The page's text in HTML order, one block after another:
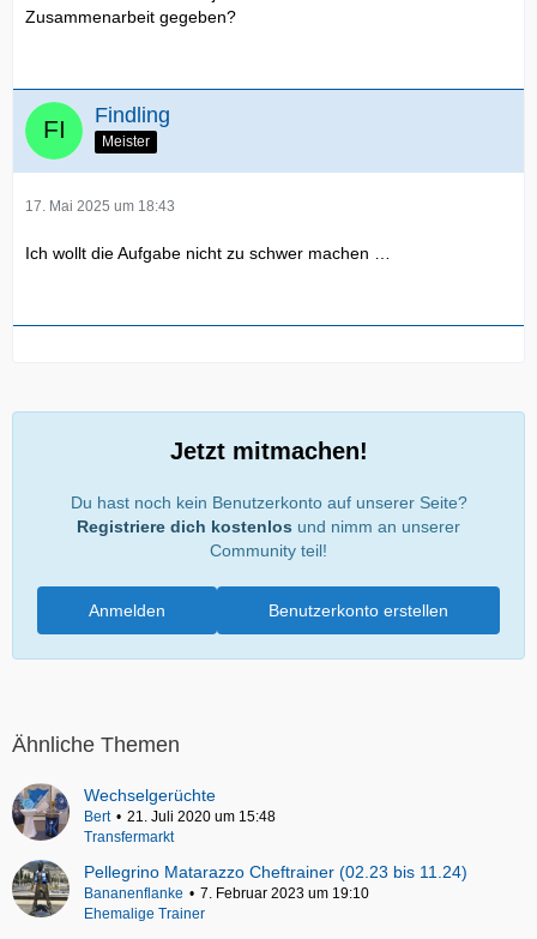
Zusammenarbeit gegeben?
Findling
Meister
17. Mai 2025 um 18:43
Ich wollt die Aufgabe nicht zu schwer machen …
Jetzt mitmachen!
Du hast noch kein Benutzerkonto auf unserer Seite?
Registriere dich kostenlos und nimm an unserer
Community teil!
Benutzerkonto erstellen
Anmelden
Ähnliche Themen
Wechselgerüchte
Bert
21. Juli 2020 um 15:48
Transfermarkt
Pellegrino Matarazzo Cheftrainer (02.23 bis 11.24)
Bananenflanke
7. Februar 2023 um 19:10
Ehemalige Trainer